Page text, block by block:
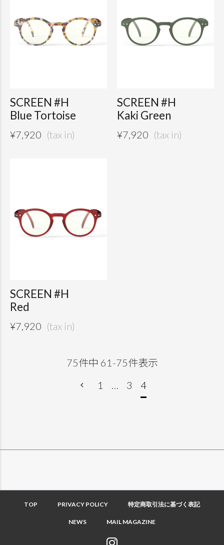
SCREEN #H
Blue Tortoise
¥7,920
SCREEN #H
Kaki Green
¥7,920
SCREEN #H
Red
¥7,920
75件中 61 -75件表示
1
3 4
TOP PRIVACY POLICY 特定商取引法に基づく表記
NEWS MAIL MAGAZINE